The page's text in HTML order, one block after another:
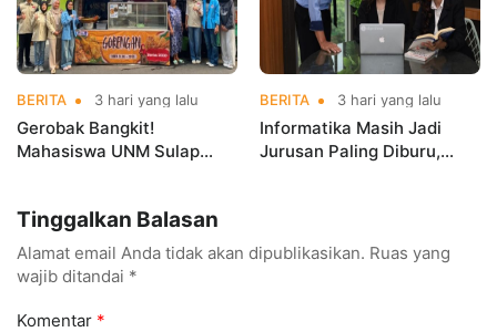
BERITA 3 hari yang lalu
Gerobak Bangkit!
Mahasiswa UNM Sulap
BERITA 3 hari yang lalu
Informatika Masih Jadi
Jurusan Paling Diburu,
Tinggalkan Balasan
Alamat email Anda tidak akan dipublikasikan. Ruas yang
wajib ditandai *
Komentar *